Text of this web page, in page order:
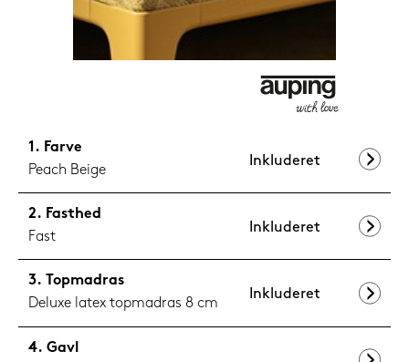
Farve
Peach Beige
Inkluderet
Fasthed
Fast
Inkluderet
Topmadras
Deluxe latex topmadras 8 cm
Inkluderet
Gavl